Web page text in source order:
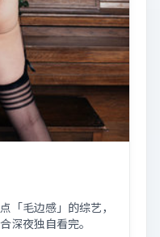
「毛边感」的综艺，
深夜独自看完。